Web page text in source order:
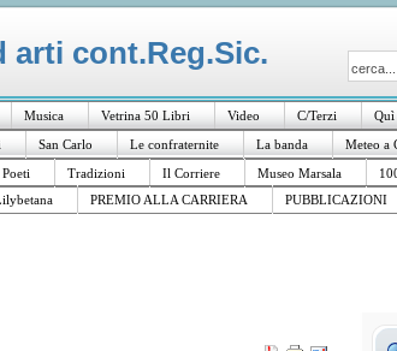
arti cont.Reg.Sic.
Musica Vetrina 50 Libri Video C/Terzi Quì
San Carlo Le confraternite La banda Meteo a
Tradizioni Il Corriere Museo Marsala
PREMIO ALLA CARRIERA PUBBLICAZIONI